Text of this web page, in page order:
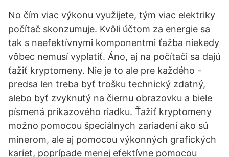
No čím viac výkonu využijete, tým viac elektriky
počítač skonzumuje. Kvôli účtom za energie sa
tak s neefektívnymi komponentmi ťažba niekedy
vôbec nemusí vyplatiť. Áno, aj na počítači sa dajú
ťažiť kryptomeny. Nie je to ale pre každého -
predsa len treba byť trošku technický zdatný,
alebo byť zvyknutý na čiernu obrazovku a biele
písmená príkazového riadku. Ťažiť kryptomeny
možno pomocou špeciálnych zariadení ako sú
minerom, ale aj pomocou výkonných grafických
kariet, poprípade menej efektívne pomocou